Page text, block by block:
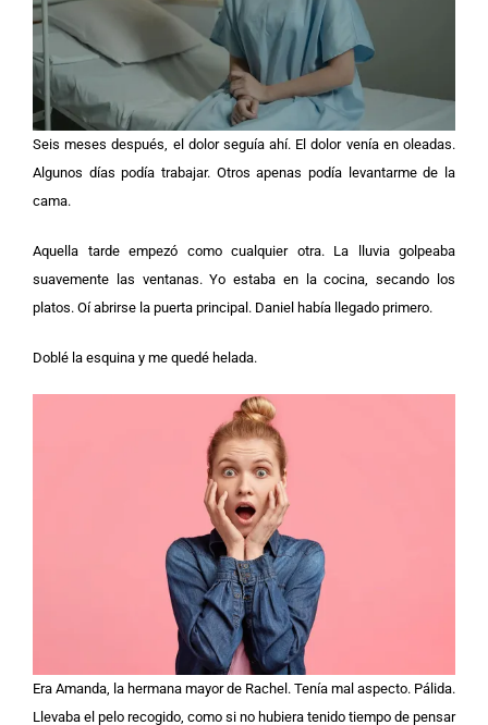
Seis meses después, el dolor seguía ahí. El dolor venía en oleadas.
Algunos días podía trabajar. Otros apenas podía levantarme de la
cama.
Aquella tarde empezó como cualquier otra. La lluvia golpeaba
suavemente las ventanas. Yo estaba en la cocina, secando los
platos. Oí abrirse la puerta principal. Daniel había llegado primero.
Doblé la esquina y me quedé helada.
Era Amanda, la hermana mayor de Rachel. Tenía mal aspecto. Pálida.
Llevaba el pelo recogido, como si no hubiera tenido tiempo de pensar